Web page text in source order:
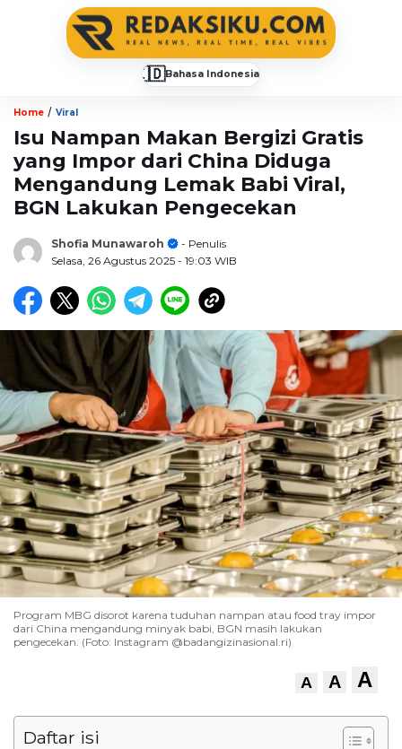
🇮🇩Bahasa Indonesia
Home / Viral
Isu Nampan Makan Bergizi Gratis
yang Impor dari China Diduga
Mengandung Lemak Babi Viral,
BGN Lakukan Pengecekan
Shofia Munawaroh
- Penulis
Selasa, 26 Agustus 2025 - 19:03 WIB
Program MBG disorot karena tuduhan nampan atau food tray impor
dari China mengandung minyak babi, BGN masih lakukan
pengecekan. (Foto: Instagram @badangizinasional.ri)
A A A
Daftar isi